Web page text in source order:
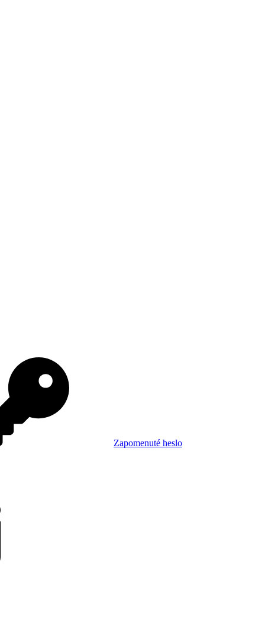
Zapomenuté heslo